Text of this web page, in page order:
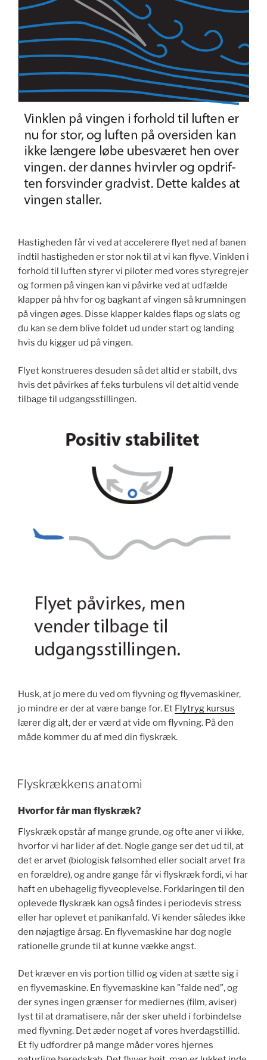
Hastigheden får vi ved at accelerere flyet ned af banen
indtil hastigheden er stor nok til at vi kan flyve. Vinklen i
forhold til luften styrer vi piloter med vores styregrejer
og formen på vingen kan vi påvirke ved at udfælde
klapper på hhv for og bagkant af vingen så krumningen
på vingen øges. Disse klapper kaldes flaps og slats og
du kan se dem blive foldet ud under start og landing
hvis du kigger ud på vingen.
Flyet konstrueres desuden så det altid er stabilt, dvs
hvis det påvirkes af f.eks turbulens vil det altid vende
tilbage til udgangsstillingen.
Husk, at jo mere du ved om flyvning og flyvemaskiner,
jo mindre er der at være bange for. Et Flytryg kursus
lærer dig alt, der er værd at vide om flyvning. På den
måde kommer du af med din flyskræk.
Flyskrækkens anatomi
Hvorfor får man flyskræk?
Flyskræk opstår af mange grunde, og ofte aner vi ikke,
hvorfor vi har lider af det. Nogle gange ser det ud til, at
det er arvet (biologisk følsomhed eller socialt arvet fra
en forældre), og andre gange får vi flyskræk fordi, vi har
haft en ubehagelig flyveoplevelse. Forklaringen til den
oplevede flyskræk kan også findes i periodevis stress
eller har oplevet et panikanfald. Vi kender således ikke
den nøjagtige årsag. En flyvemaskine har dog nogle
rationelle grunde til at kunne vække angst.
Det kræver en vis portion tillid og viden at sætte sig i
en flyvemaskine. En flyvemaskine kan ”falde ned”, og
der synes ingen grænser for mediernes (film, aviser)
lyst til at dramatisere, når der sker uheld i forbindelse
med flyvning. Det æder noget af vores hverdagstillid.
Et fly udfordrer på mange måder vores hjernes